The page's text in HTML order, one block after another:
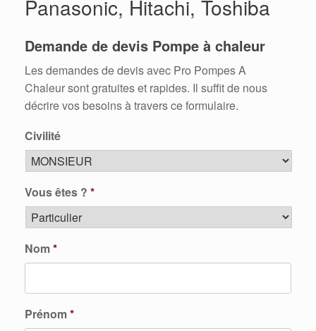
Panasonic, Hitachi, Toshiba
Demande de devis Pompe à chaleur
Les demandes de devis avec Pro Pompes A
Chaleur sont gratuites et rapides. Il suffit de nous
décrire vos besoins à travers ce formulaire.
Civilité
Vous êtes ? *
Nom*
Prénom*